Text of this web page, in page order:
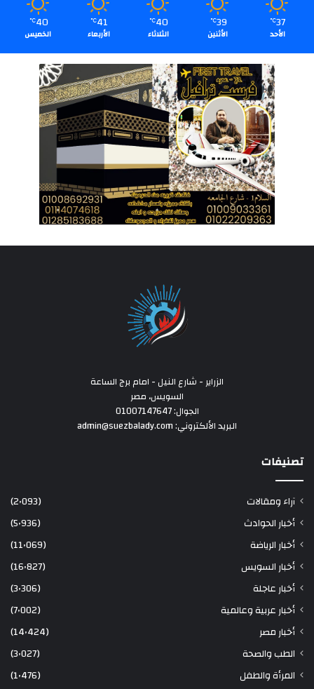
37
℃
الأحد
39
℃
الأثنين
40
℃
الثلاثاء
41
℃
الأربعاء
40
℃
الخميس
الزراير - شارع النيل - امام برج الساعة
السويس، مصر
الجوال: 01007147647
البريد الألكتروني: admin@suezbalady.com
تصنيفات
آراء ومقالات
(2٬093)
أخبار الحوادث
(5٬936)
أخبار الرياضة
(11٬069)
أخبار السويس
(16٬827)
أخبار عاجلة
(3٬306)
أخبار عربية وعالمية
(7٬002)
أخبار مصر
(14٬424)
الطب والصحة
(3٬027)
المرأة والطفل
(1٬476)